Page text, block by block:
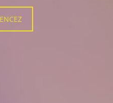
DE VOS
REMPLAÇANT VOS MENUS